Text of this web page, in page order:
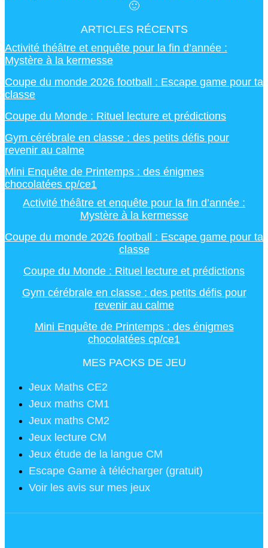
🙂
ARTICLES RÉCENTS
Activité théâtre et enquête pour la fin d’année :
Mystère à la kermesse
Coupe du monde 2026 football : Escape game pour ta
classe
Coupe du Monde : Rituel lecture et prédictions
Gym cérébrale en classe : des petits défis pour
revenir au calme
Mini Enquête de Printemps : des énigmes
chocolatées cp/ce1
Activité théâtre et enquête pour la fin d’année :
Mystère à la kermesse
Coupe du monde 2026 football : Escape game pour ta
classe
Coupe du Monde : Rituel lecture et prédictions
Gym cérébrale en classe : des petits défis pour
revenir au calme
Mini Enquête de Printemps : des énigmes
chocolatées cp/ce1
MES PACKS DE JEU
Jeux Maths CE2
Jeux maths CM1
Jeux maths CM2
Jeux lecture CM
Jeux étude de la langue CM
Escape Game à télécharger (gratuit)
Voir les avis sur mes jeux